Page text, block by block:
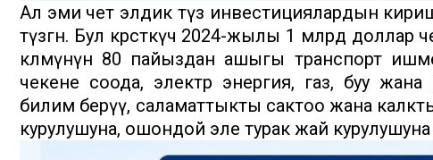
Ал эми чет элдик түз инвестициялардын
түзгөн. Бул көрсөткүч 2024-жылы 1 млрд
көлөмүнүн 80 пайыздан ашыгы транспорт
чекене соода, электр энергия, газ, буу
билим берүү, саламаттыкты сактоо жана
курулушуна, ошондой эле турак жай